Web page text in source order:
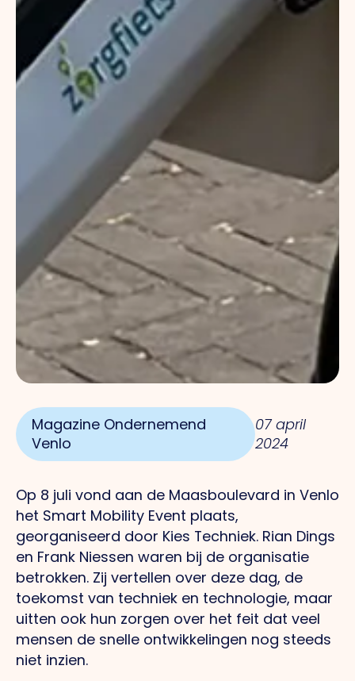
Magazine Ondernemend
Venlo
07 april
2024
Op 8 juli vond aan de Maasboulevard in Venlo
het Smart Mobility Event plaats,
georganiseerd door Kies Techniek. Rian Dings
en Frank Niessen waren bij de organisatie
betrokken. Zij vertellen over deze dag, de
toekomst van techniek en technologie, maar
uitten ook hun zorgen over het feit dat veel
mensen de snelle ontwikkelingen nog steeds
niet inzien.